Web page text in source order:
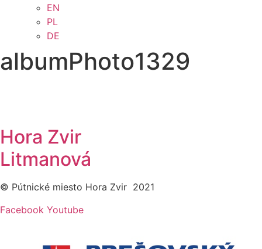
EN
PL
DE
albumPhoto1329
Hora Zvir
Litmanová
© Pútnické miesto Hora Zvir 2021
Facebook Youtube